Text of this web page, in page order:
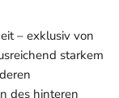
– exklusiv von
starkem
des hinteren